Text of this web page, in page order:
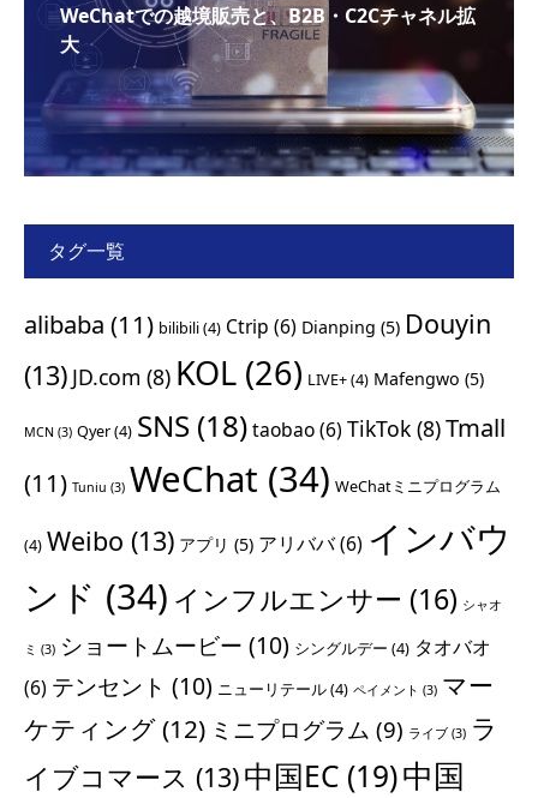
WeChatでの越境販売と、B2B・C2Cチャネル拡
大
タグ一覧
alibaba (11) bilibili(4) Ctrip (6) Dianping (5) Douyin
(13) JD.com (8) KOL (26) LIVE+(4) Mafengwo (5)
MCN (3) Qyer(4) SNS (18)taobao(6) TikTok (8)Tmall
(11) Tuniu (3) WeChat (34) WeChatミニプログラム
(4) Weibo (13) アプリ (5) アリババ(6) インバウ
ンド (34) インフルエンサー (16) シャオ
ミ (3) ショートムービー (10) シングルデー (4) タオバオ
(6) テンセント (10) ニューリテール(4) ペイメント (3) マー
ケティング(12) ミニプログラム (9) ライブ (3) ラ
イブコマース (13)中国EC (19)中国